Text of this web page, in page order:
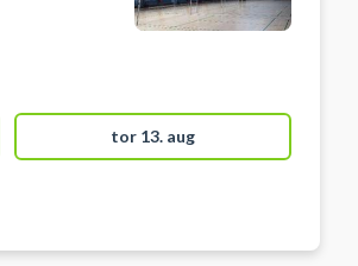
tor 13. aug